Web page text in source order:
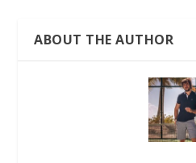
ABOUT THE AUTHOR